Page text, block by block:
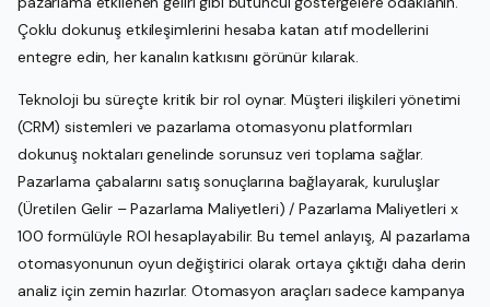
Çoklu dokunuş etkileşimlerini hesaba katan atıf modellerini
entegre edin, her kanalın katkısını görünür kılarak.
Teknoloji bu süreçte kritik bir rol oynar. Müşteri ilişkileri yönetimi
(CRM) sistemleri ve pazarlama otomasyonu platformları
dokunuş noktaları genelinde sorunsuz veri toplama sağlar.
Pazarlama çabalarını satış sonuçlarına bağlayarak, kuruluşlar
(Üretilen Gelir – Pazarlama Maliyetleri) / Pazarlama Maliyetleri x
100 formülüyle ROI hesaplayabilir. Bu temel anlayış, AI pazarlama
otomasyonunun oyun değiştirici olarak ortaya çıktığı daha derin
analiz için zemin hazırlar. Otomasyon araçları sadece kampanya